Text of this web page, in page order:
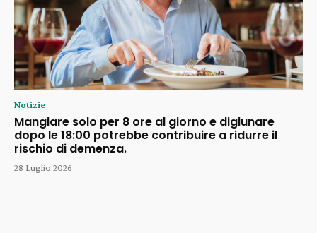
Notizie
Mangiare solo per 8 ore al giorno e digiunare
dopo le 18:00 potrebbe contribuire a ridurre il
rischio di demenza.
28 Luglio 2026